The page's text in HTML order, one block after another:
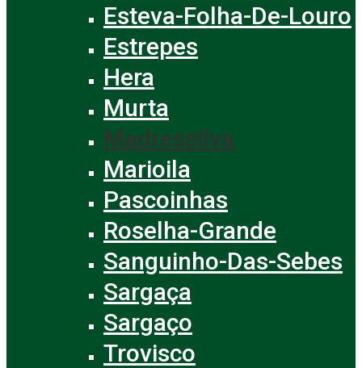
Esteva-Folha-De-Louro
Estrepes
Hera
Murta
Madressilva
Marioila
Pascoinhas
Roselha-Grande
Sanguinho-Das-Sebes
Sargaça
Sargaço
Trovisco